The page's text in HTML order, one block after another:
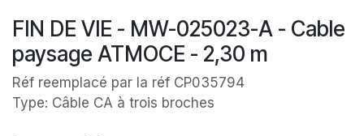
FIN DE VIE - MW-025023-A - Cable
paysage ATMOCE - 2,30 m
Réf reemplacé par la réf CP035794
Type: Câble CA à trois broches